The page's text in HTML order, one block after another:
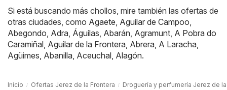
Si está buscando más chollos, mire también las ofertas de
otras ciudades, como Agaete Aguilar de Campoo
Abegondo Adra Águilas Abarán Agramunt A Pobra do
Caramiñal Aguilar de la Frontera Abrera A Laracha
Agüimes Abanilla Aceuchal Alagón.
Inicio Ofertas Jerez de la Frontera Droguería y perfumería Jerez de